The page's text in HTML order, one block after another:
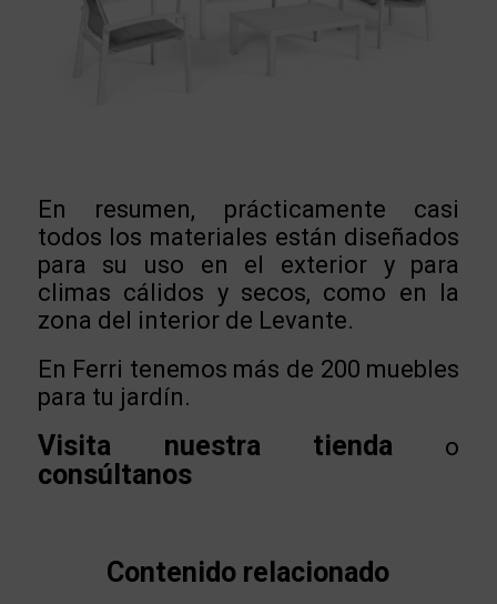
En resumen, prácticamente casi
todos los materiales están diseñados
para su uso en el exterior y para
climas cálidos y secos, como en la
zona del interior de Levante.
En Ferri tenemos más de 200 muebles
para tu jardín.
Visita nuestra tienda o
consúltanos
Contenido relacionado